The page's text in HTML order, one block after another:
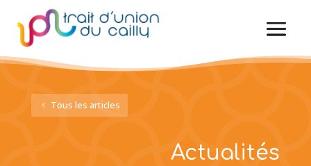
Tous les articles
Actualités